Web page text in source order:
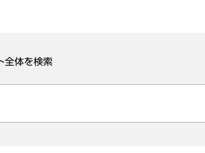
全体を検索